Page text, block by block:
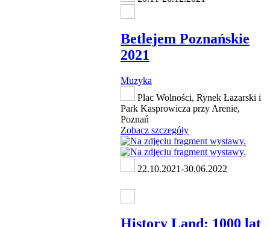
Betlejem Poznańskie
2021
Muzyka
Plac Wolności, Rynek Łazarski i
Park Kasprowicza przy Arenie,
Poznań
Zobacz szczegóły
22.10.2021-30.06.2022
History Land: 1000 lat